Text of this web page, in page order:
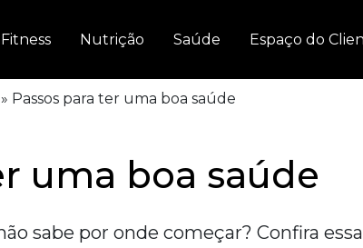
Fitness Nutrição Saúde Espaço do
» Passos para ter uma boa saúde
uma boa saúde
sabe por onde começar? Confira